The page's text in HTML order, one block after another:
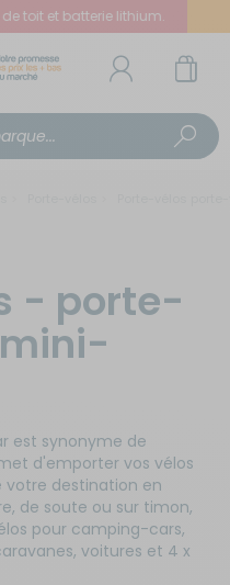
et batterie lithium.
- porte-
est synonyme de
d'emporter vos vélos
destination en
de soute ou sur timon,
pour camping-cars,
voitures et 4 x